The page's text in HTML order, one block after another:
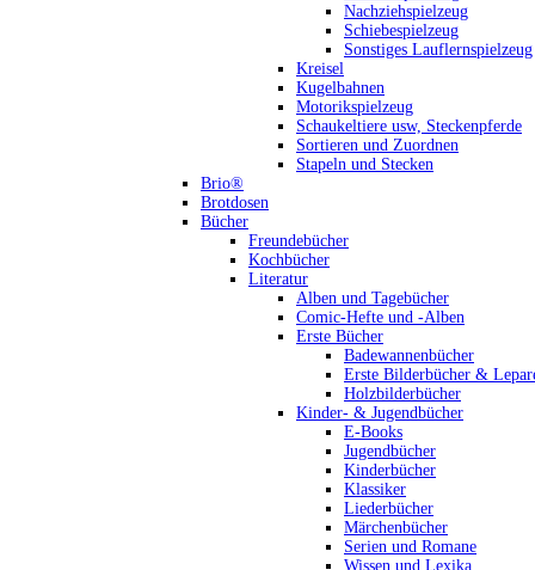
Nachziehspielzeug
Schiebespielzeug
Sonstiges Lauflernspielzeug
Kreisel
Kugelbahnen
Motorikspielzeug
Schaukeltiere usw, Steckenpferde
Sortieren und Zuordnen
Stapeln und Stecken
Brio®
Brotdosen
Bücher
Freundebücher
Kochbücher
Literatur
Alben und Tagebücher
Comic-Hefte und -Alben
Erste Bücher
Badewannenbücher
Erste Bilderbücher &
Holzbilderbücher
Kinder- & Jugendbücher
E-Books
Jugendbücher
Kinderbücher
Klassiker
Liederbücher
Märchenbücher
Serien und Romane
Wissen und Lexika